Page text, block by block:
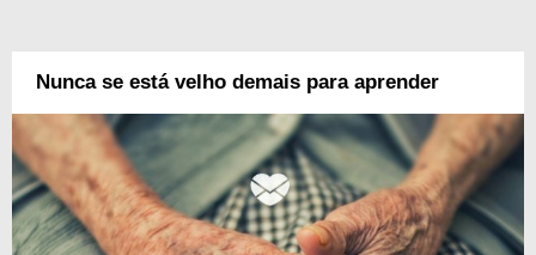
Nunca se está velho demais para aprender